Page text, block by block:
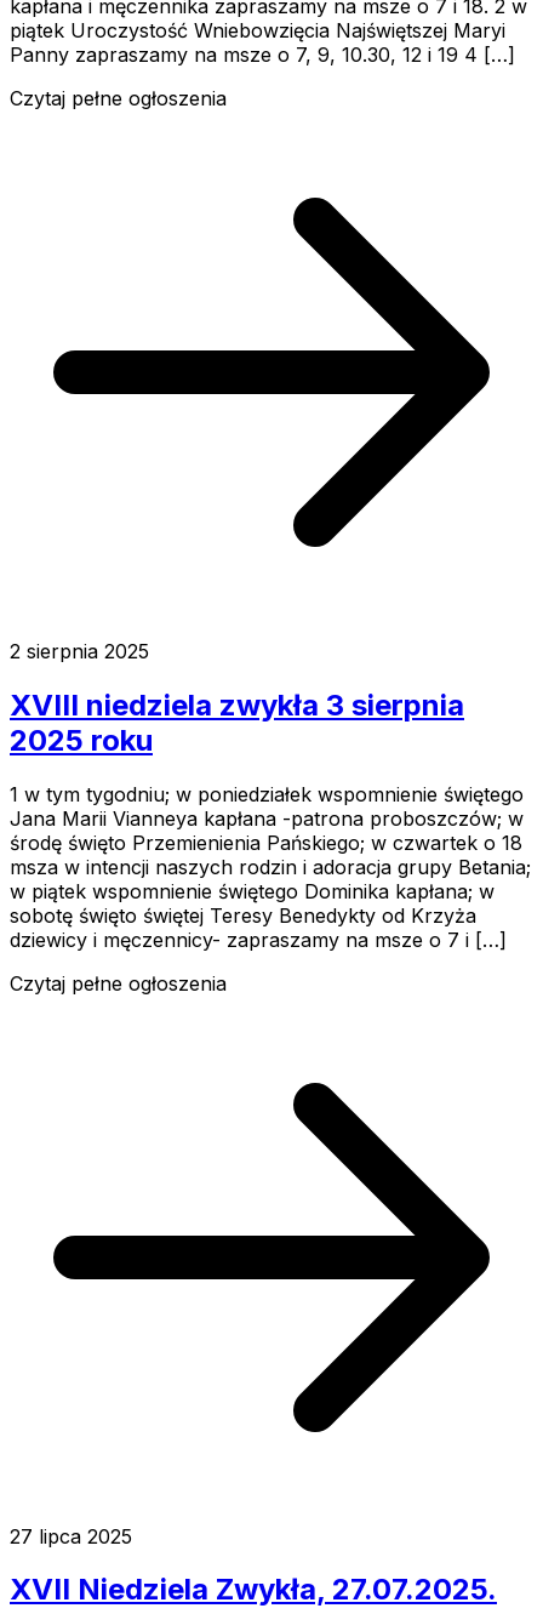
kapłana i męczennika zapraszamy na msze o 7 i 18. 2 w
piątek Uroczystość Wniebowzięcia Najświętszej Maryi
Panny zapraszamy na msze o 7, 9, 10.30, 12 i 19 4 […]
Czytaj pełne ogłoszenia
2 sierpnia 2025
XVIII niedziela zwykła 3 sierpnia
2025 roku
1 w tym tygodniu; w poniedziałek wspomnienie świętego
Jana Marii Vianneya kapłana -patrona proboszczów; w
środę święto Przemienienia Pańskiego; w czwartek o 18
msza w intencji naszych rodzin i adoracja grupy Betania;
w piątek wspomnienie świętego Dominika kapłana; w
sobotę święto świętej Teresy Benedykty od Krzyża
dziewicy i męczennicy- zapraszamy na msze o 7 i […]
Czytaj pełne ogłoszenia
27 lipca 2025
XVII Niedziela Zwykła, 27.07.2025.